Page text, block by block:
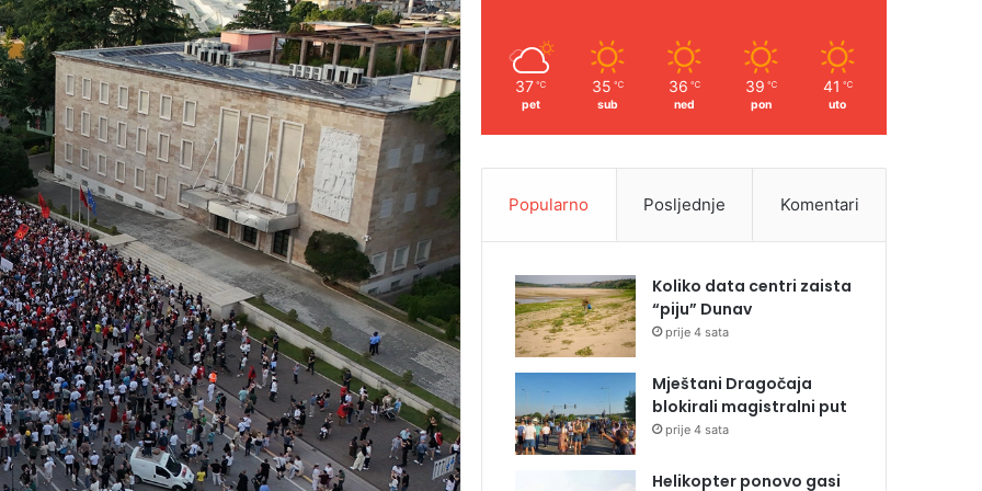
37 ℃
pet
35 ℃
sub
36 ℃
ned
39 ℃
pon
41 ℃
uto
Popularno Posljednje Komentari
Koliko data centri zaista
“piju” Dunav
prije 4 sata
Mještani Dragočaja
blokirali magistralni put
prije 4 sata
Helikopter ponovo gasi